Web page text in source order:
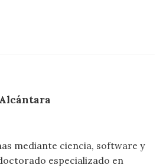
mediante ciencia, software y
especializado en